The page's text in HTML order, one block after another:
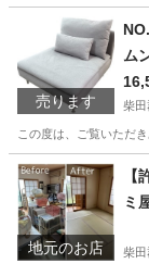
柴田郡
売ります
ム
柴田
この度は、ご覧いただ
宮城 柴田郡
地元のお店
ミ
柴田